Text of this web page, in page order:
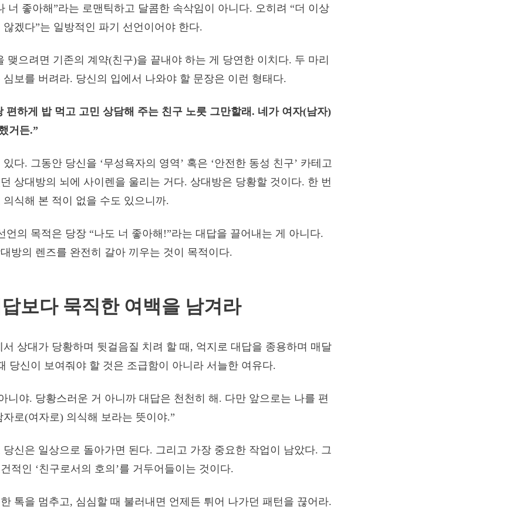
너 좋아해”라는 로맨틱하고 달콤한 속삭임이 아니다. 오히려 “더 이상
겠다”는 일방적인 파기 선언이어야 한다.
맺으려면 기존의 계약(친구)을 끝내야 하는 게 당연한 이치다. 두 마리
보를 버려라. 당신의 입에서 나와야 할 문장은 이런 형태다.
편하게 밥 먹고 고민 상담해 주는 친구 노릇 그만할래. 네가 여자(남자)
거든.”
다. 그동안 당신을 ‘무성욕자의 영역’ 혹은 ‘안전한 동성 친구’ 카테고
상대방의 뇌에 사이렌을 울리는 거다. 상대방은 당황할 것이다. 한 번
식해 본 적이 없을 수도 있으니까.
언의 목적은 당장 “나도 너 좋아해!”라는 대답을 끌어내는 게 아니다.
방의 렌즈를 완전히 갈아 끼우는 것이 목적이다.
보다 묵직한 여백을 남겨라
서 상대가 당황하며 뒷걸음질 치려 할 때, 억지로 대답을 종용하며 매달
당신이 보여줘야 할 것은 조급함이 아니라 서늘한 여유다.
니야. 당황스러운 거 아니까 대답은 천천히 해. 다만 앞으로는 나를 편
로(여자로) 의식해 보라는 뜻이야.”
신은 일상으로 돌아가면 된다. 그리고 가장 중요한 작업이 남았다. 그
적인 ‘친구로서의 호의’를 거두어들이는 것이다.
톡을 멈추고, 심심할 때 불러내면 언제든 튀어 나가던 패턴을 끊어라.